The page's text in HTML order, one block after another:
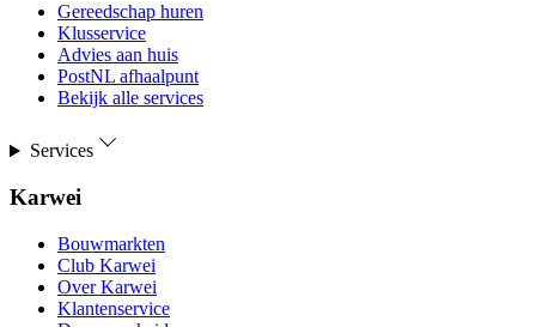
Gereedschap huren
Klusservice
Advies aan huis
PostNL afhaalpunt
Bekijk alle services
Services
Karwei
Bouwmarkten
Club Karwei
Over Karwei
Klantenservice